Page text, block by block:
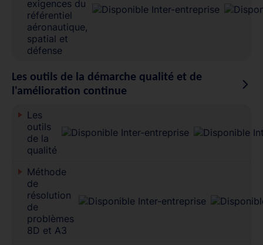
exigences du
référentiel
aéronautique,
spatial et
défense
Les outils de la démarche qualité et de
l'amélioration continue
Les
outils
de la
qualité
Méthode
de
résolution
de
problèmes
8D et A3